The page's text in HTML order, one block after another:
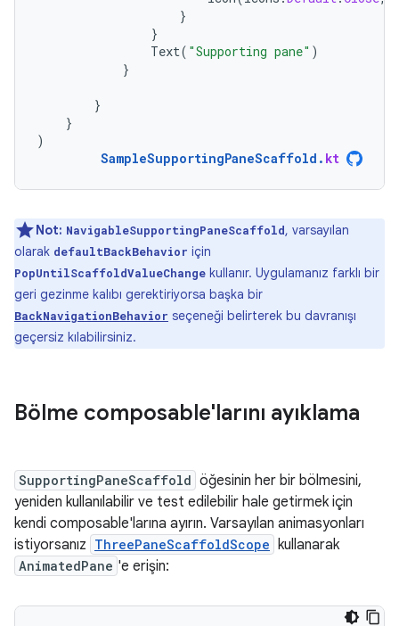
}
}
Text( "Supporting pane" )
}
}
}
)
SampleSupportingPaneScaffold . kt
Not: NavigableSupportingPaneScaffold, varsayılan
olarak defaultBackBehavior için
PopUntilScaffoldValueChange kullanır. Uygulamanız farklı bir
geri gezinme kalıbı gerektiriyorsa başka bir
BackNavigationBehavior seçeneği belirterek bu davranışı
geçersiz kılabilirsiniz.
Bölme composable'larını ayıklama
SupportingPaneScaffold öğesinin her bir bölmesini,
yeniden kullanılabilir ve test edilebilir hale getirmek için
kendi composable'larına ayırın. Varsayılan animasyonları
istiyorsanız ThreePaneScaffoldScope kullanarak
AnimatedPane 'e erişin: